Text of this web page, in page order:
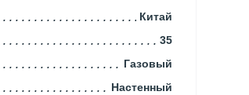
Китай
35
Газовый
Настенный